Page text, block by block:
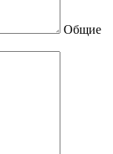
Общие